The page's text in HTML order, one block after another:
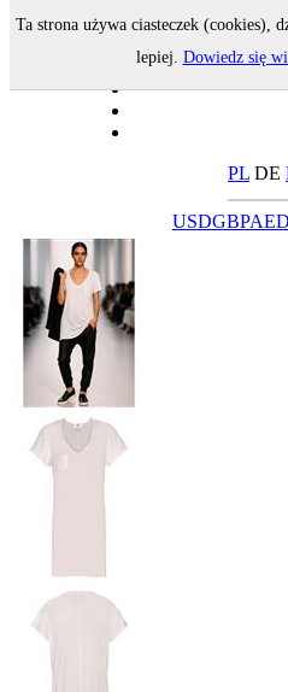
PL DE
USDGBPAED
Ta strona używa ciasteczek (cookies),
lepiej. Dowiedz się